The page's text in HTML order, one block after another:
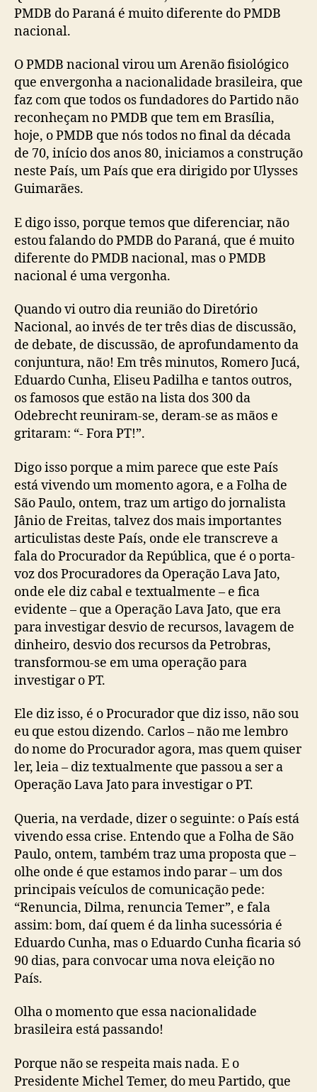
PMDB do Paraná é muito diferente do PMDB
nacional.
O PMDB nacional virou um Arenão fisiológico
que envergonha a nacionalidade brasileira, que
faz com que todos os fundadores do Partido não
reconheçam no PMDB que tem em Brasília,
hoje, o PMDB que nós todos no final da década
de 70, início dos anos 80, iniciamos a construção
neste País, um País que era dirigido por Ulysses
Guimarães.
E digo isso, porque temos que diferenciar, não
estou falando do PMDB do Paraná, que é muito
diferente do PMDB nacional, mas o PMDB
nacional é uma vergonha.
Quando vi outro dia reunião do Diretório
Nacional, ao invés de ter três dias de discussão,
de debate, de discussão, de aprofundamento da
conjuntura, não! Em três minutos, Romero Jucá,
Eduardo Cunha, Eliseu Padilha e tantos outros,
os famosos que estão na lista dos 300 da
Odebrecht reuniram-se, deram-se as mãos e
gritaram: “- Fora PT!”.
Digo isso porque a mim parece que este País
está vivendo um momento agora, e a Folha de
São Paulo, ontem, traz um artigo do jornalista
Jânio de Freitas, talvez dos mais importantes
articulistas deste País, onde ele transcreve a
fala do Procurador da República, que é o porta-
voz dos Procuradores da Operação Lava Jato,
onde ele diz cabal e textualmente – e fica
evidente – que a Operação Lava Jato, que era
para investigar desvio de recursos, lavagem de
dinheiro, desvio dos recursos da Petrobras,
transformou-se em uma operação para
investigar o PT.
Ele diz isso, é o Procurador que diz isso, não sou
eu que estou dizendo. Carlos – não me lembro
do nome do Procurador agora, mas quem quiser
ler, leia – diz textualmente que passou a ser a
Operação Lava Jato para investigar o PT.
Queria, na verdade, dizer o seguinte: o País está
vivendo essa crise. Entendo que a Folha de São
Paulo, ontem, também traz uma proposta que –
olhe onde é que estamos indo parar – um dos
principais veículos de comunicação pede:
“Renuncia, Dilma, renuncia Temer”, e fala
assim: bom, daí quem é da linha sucessória é
Eduardo Cunha, mas o Eduardo Cunha ficaria só
90 dias, para convocar uma nova eleição no
País.
Olha o momento que essa nacionalidade
brasileira está passando!
Porque não se respeita mais nada. E o
Presidente Michel Temer, do meu Partido, que